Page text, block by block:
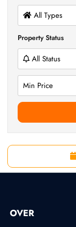
All Types
Property Status
All Status
Min Price
OVER